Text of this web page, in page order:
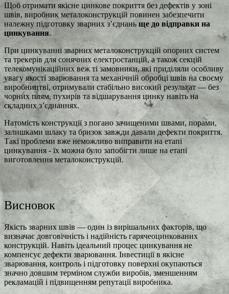
Щоб отримати якісне цинкове покриття без дефектів у зоні
швів, виробник металоконструкцій повинен забезпечити
належну підготовку зварних з’єднань ще до відправки на
цинкування.
При цинкуванні зварних металоконструкцій опорних систем
та трекерів для сонячних електростанцій, а також секцій
телекомунікаційних веж ті замовники, які приділяли особливу
увагу якості зварювання та механічній обробці швів на своєму
виробництві, отримували стабільно високий результат — без
чорних плям, пухирів та відшарування цинку навіть на
складних з’єднаннях.
Натомість конструкції з погано зачищеними швами, порами,
залишками шлаку та бризок завжди давали дефекти покриття.
Такі проблеми вже неможливо виправити на етапі
цинкування - їх можна було запобігти лише на етапі
виготовлення металоконструкцій.
Висновок
Якість зварних швів — один із вирішальних факторів, що
визначає довговічність і надійність гарячеоцинкованих
конструкцій. Навіть ідеальний процес цинкування не
компенсує дефекти зварювання. Інвестиції в якісне
зварювання, контроль і підготовку поверхні окупаються
значно довшим терміном служби виробів, зменшенням
рекламацій і підвищенням репутації виробника.